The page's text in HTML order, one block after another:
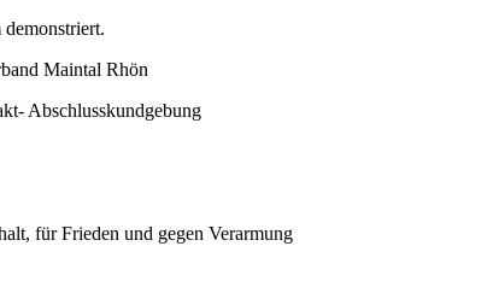
Maintal Rhön
Abschlusskundgebung
für Frieden und gegen Verarmung